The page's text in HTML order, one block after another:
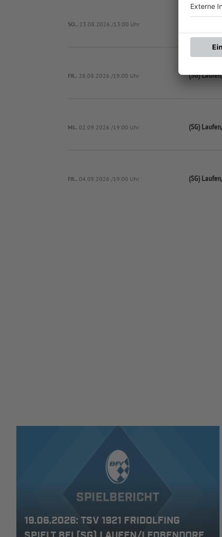
SO.. 23.08.2026 /13:00 Uhr
FR.. 28.08.2026 /19:00 Uhr (SG)
MI.. 02.09.2026 /19:00 Uhr (SG)
FR.. 04.09.2026 /19:00 Uhr (SG)
19.06.2026: TSV 1921 FRIDOLFING